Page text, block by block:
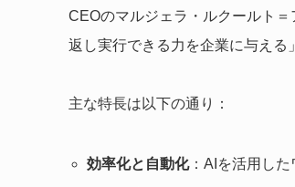
CEOのマルジェラ・ルクールト
返し実行できる力を企業に与える
主な特長は以下の通り：
効率化と自動化：AIを活用し